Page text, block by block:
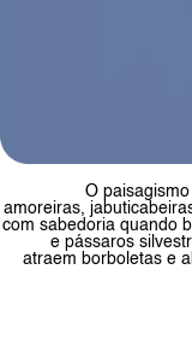
O
amoreiras,
com sabedoria quando
e pássaros
atraem borboletas e